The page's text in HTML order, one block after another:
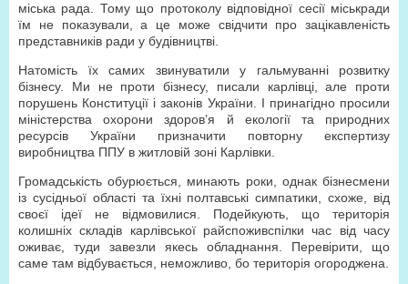
міська рада. Тому що протоколу відповідної сесії міськради
їм не показували, а це може свідчити про зацікавленість
представників ради у будівництві.
Натомість їх самих звинуватили у гальмуванні розвитку
бізнесу. Ми не проти бізнесу, писали карлівці, але проти
порушень Конституції і законів України. І принагідно просили
міністерства охорони здоров’я й екології та природних
ресурсів України призначити повторну експертизу
виробництва ППУ в житловій зоні Карлівки.
Громадськість обурюється, минають роки, однак бізнесмени
із сусідньої області та їхні полтавські симпатики, схоже, від
своєї ідеї не відмовилися. Подейкують, що територія
колишніх складів карлівської райспоживспілки час від часу
оживає, туди завезли якесь обладнання. Перевірити, що
саме там відбувається, неможливо, бо територія огороджена.